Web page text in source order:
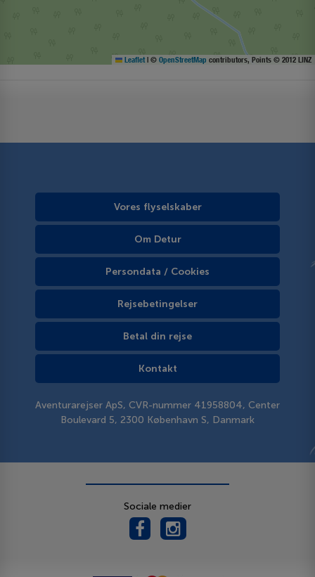
Leaflet | © OpenStreetMap contributors, Points © 2012 LINZ
Vores flyselskaber
Om Detur
Persondata / Cookies
Rejsebetingelser
Betal din rejse
Kontakt
Aventurarejser ApS, CVR-nummer 41958804, Center
Boulevard 5, 2300 København S, Danmark
Sociale medier